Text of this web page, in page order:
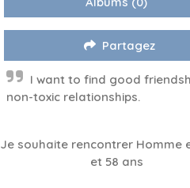
Partagez
I want to find good
non-toxic relationships.
Je souhaite rencontrer Homme
et 58 ans